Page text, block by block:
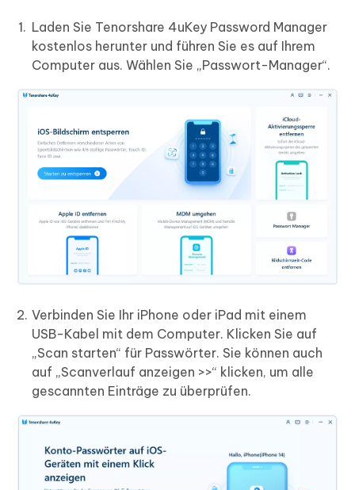
Laden Sie Tenorshare 4uKey Password Manager
kostenlos herunter und führen Sie es auf Ihrem
Computer aus. Wählen Sie „Passwort-Manager“.
Verbinden Sie Ihr iPhone oder iPad mit einem
USB-Kabel mit dem Computer. Klicken Sie auf
„Scan starten“ für Passwörter. Sie können auch
auf „Scanverlauf anzeigen >>“ klicken, um alle
gescannten Einträge zu überprüfen.